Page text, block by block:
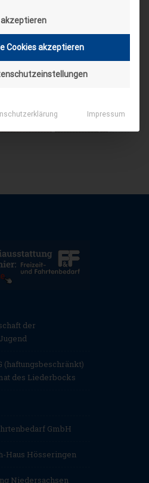
der
(haftungsbeschränkt)
des Liederbocks
GmbH
Haus Hösseringen
Niedersachsen
akzeptieren
Cookies akzeptieren
Impressum